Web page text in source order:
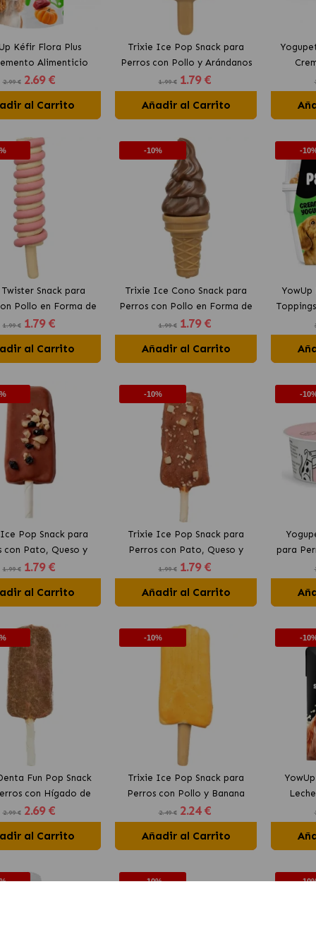
Kéfir Flora Plus
Alimenticio
Perros con Pato y
Calabaza
2.99 € 2.69 €
al Carrito
Trixie Ice Pop Snack para
Perros con Pollo y Arándanos
1.99 € 1.79 €
Añadir al Carrito
Snack para
Pollo en Forma de
Helado
1.99 € 1.79 €
al Carrito
-10%
Trixie Ice Cono Snack para
Perros con Pollo en Forma de
Helado
1.99 € 1.79 €
Añadir al Carrito
-
Pop Snack para
con Pato, Queso y
Boniato
1.99 € 1.79 €
al Carrito
-10%
Trixie Ice Pop Snack para
Perros con Pato, Queso y
Sésamo
1.99 € 1.79 €
Añadir al Carrito
-
para
Fun Pop Snack
con Hígado de
Pollo
2.99 € 2.69 €
al Carrito
-10%
Trixie Ice Pop Snack para
Perros con Pollo y Banana
2.49 € 2.24 €
Añadir al Carrito
-
-10% -